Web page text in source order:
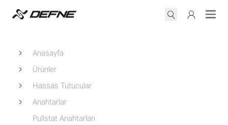
Anasayfa
Ürünler
Hassas Tutucular
Anahtarlar
Pullstat Anahtarları